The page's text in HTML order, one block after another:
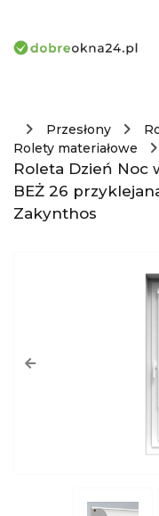
Przesłony
Rolety materiałowe
Roleta Dzień Noc
BEŻ 26
Zakynthos